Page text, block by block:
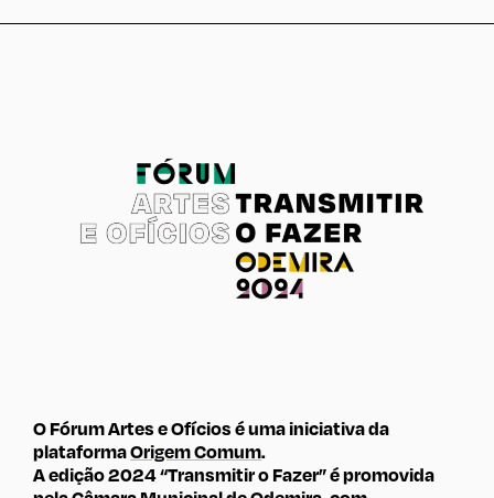
O Fórum Artes e Ofícios é uma iniciativa da
plataformaOrigem Comum.
A edição 2024 “Transmitir o Fazer” é promovida